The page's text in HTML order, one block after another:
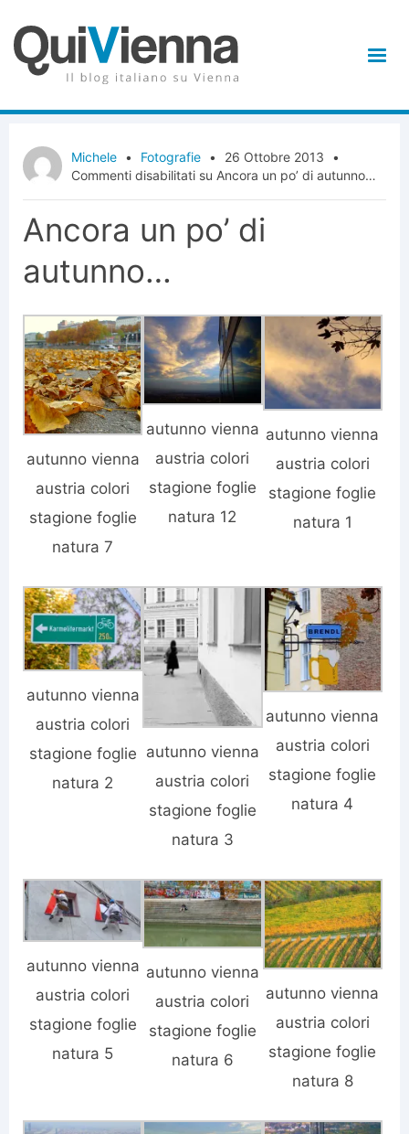
Michele • Fotografie • 26 Ottobre 2013
•
Commenti disabilitati su Ancora un po’ di autunno…
Ancora un po’ di
autunno…
autunno vienna
austria colori
stagione foglie
natura 7
autunno vienna
austria colori
stagione foglie
natura 12
autunno vienna
austria colori
stagione foglie
natura 1
autunno vienna
austria colori
stagione foglie
natura 2
autunno vienna
austria colori
stagione foglie
natura 3
autunno vienna
austria colori
stagione foglie
natura 4
autunno vienna
austria colori
stagione foglie
natura 5
autunno vienna
austria colori
stagione foglie
natura 6
autunno vienna
austria colori
stagione foglie
natura 8